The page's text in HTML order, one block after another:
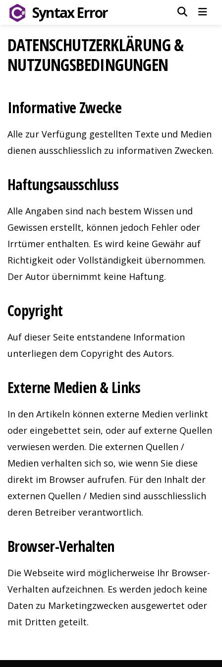
Syntax ErrorCode samples
DATENSCHUTZERKLÄRUNG &
NUTZUNGSBEDINGUNGEN
Informative Zwecke
Alle zur Verfügung gestellten Texte und Medien
dienen ausschliesslich zu informativen Zwecken.
Haftungsausschluss
Alle Angaben sind nach bestem Wissen und
Gewissen erstellt, können jedoch Fehler oder
Irrtümer enthalten. Es wird keine Gewähr auf
Richtigkeit oder Vollständigkeit übernommen.
Der Autor übernimmt keine Haftung.
Copyright
Auf dieser Seite entstandene Information
unterliegen dem Copyright des Autors.
Externe Medien& Links
In den Artikeln können externe Medien verlinkt
oder eingebettet sein, oder auf externe Quellen
verwiesen werden. Die externen Quellen /
Medien verhalten sich so, wie wenn Sie diese
direkt im Browser aufrufen. Für den Inhalt der
externen Quellen / Medien sind ausschliesslich
deren Betreiber verantwortlich.
Browser-Verhalten
Die Webseite wird möglicherweise Ihr Browser-
Verhalten aufzeichnen. Es werden jedoch keine
Daten zu Marketingzwecken ausgewertet oder
mit Dritten geteilt.